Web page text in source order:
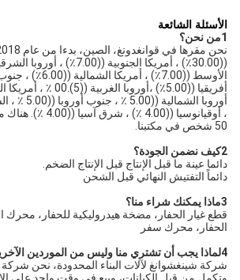
الأسئلة الشائعة
50 شخص في مكتبنا.
2كيف نضمن الجودة؟
دائما عينة ما قبل الإنتاج قبل الإنتاج الضخم.
دائماً التفتيش النهائي قبل الشحن
الحفار، محرك سفر
4لماذا يجب أن تشتري منا وليس من الموردين الآخرين؟